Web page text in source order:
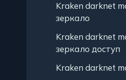
Kraken darknet
зеркало
Kraken darknet
зеркало доступ
Kraken darknet